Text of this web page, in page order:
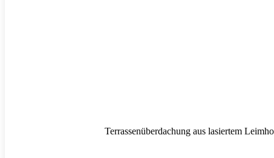
Terrassenüberdachung aus lasiertem